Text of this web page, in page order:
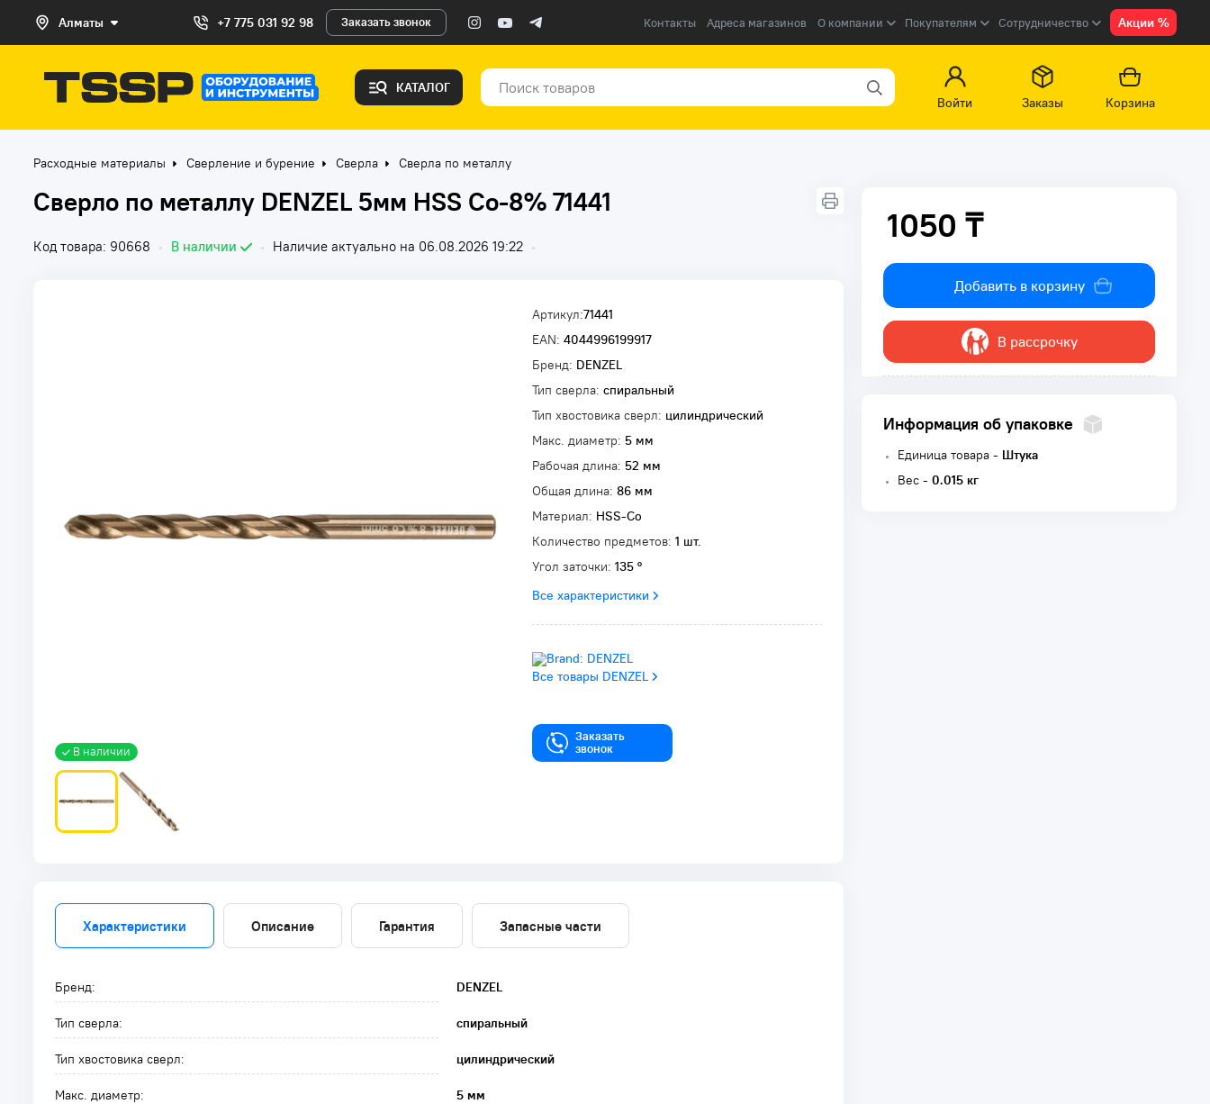
Алматы +7 775 031 92 98 Заказать звонок Контакты Адреса магазинов О компании Покупателям Сотрудничество Акции %
КАТАЛОГ
Войти
Заказы Корзина
Расходные материалы Сверление и бурение Сверла Сверла по металлу
Сверло по металлу DENZEL 5мм HSS Co-8% 71441
Код товара: 90668 • В наличии • Наличие актуально на 06.08.2026 19:22 •
В наличии
Артикул:71441
EAN: 4044996199917
Бренд: DENZEL
Тип сверла: спиральный
Тип хвостовика сверл: цилиндрический
Макс. диаметр: 5 мм
Рабочая длина: 52 мм
Общая длина: 86 мм
Материал: HSS-Co
Количество предметов: 1 шт.
Угол заточки: 135 °
Все характеристики
Все товары DENZEL
Заказать
звонок
1050 ₸
1050 ₸
Добавить в корзину
В рассрочку
Информация об упаковке
Единица товара - Штука
Вес - 0.015 кг
Характеристики Описание Гарантия Запасные части
Бренд: DENZEL
Тип сверла: спиральный
Тип хвостовика сверл: цилиндрический
Макс. диаметр: 5 мм